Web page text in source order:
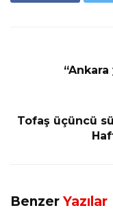
Tofaş üçüncü
Benzer Yazılar